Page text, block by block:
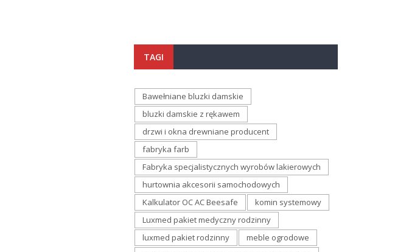
TAGI
Bawełniane bluzki damskie
bluzki damskie z rękawem
drzwi i okna drewniane producent
fabryka farb
Fabryka specjalistycznych wyrobów lakierowych
hurtownia akcesorii samochodowych
Kalkulator OC AC Beesafe
komin systemowy
Luxmed pakiet medyczny rodzinny
luxmed pakiet rodzinny
meble ogrodowe